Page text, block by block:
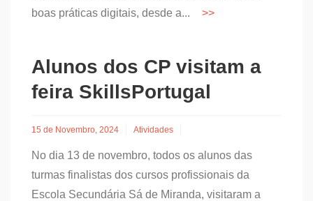
boas práticas digitais, desde a...
Alunos dos CP visitam a
feira SkillsPortugal
15 de Novembro, 2024 Atividades
No dia 13 de novembro, todos os alunos das
turmas finalistas dos cursos profissionais da
Escola Secundária Sá de Miranda, visitaram a